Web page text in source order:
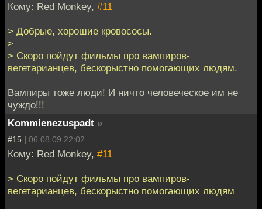
Кому: Red Monkey, #11
> Добрые, хорошие кровососы.
>
> Скоро пойдут фильмы про вампиров-
вегетарианцев, бескорыстно помогающих людям.
Вампиры тоже люди! И ничто человеческое им не
чуждо!!!
Kommienezuspadt »
#15 | 06.08.09 22:02
Кому: Red Monkey, #11
> Скоро пойдут фильмы про вампиров-
вегетарианцев, бескорыстно помогающих людям